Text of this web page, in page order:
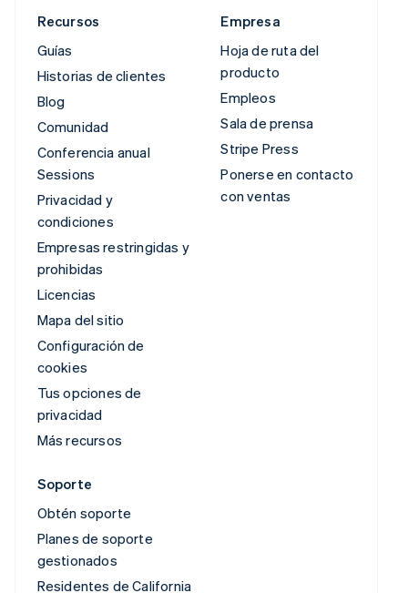
Recursos
Guías
Historias de clientes
Blog
Comunidad
Conferencia anual
Sessions
Privacidad y
condiciones
Empresas restringidas y
prohibidas
Licencias
Mapa del sitio
Configuración de
cookies
Tus opciones de
privacidad
Más recursos
Empresa
Hoja de ruta del
producto
Empleos
Sala de prensa
Stripe Press
Ponerse en contacto
con ventas
Soporte
Obtén soporte
Planes de soporte
gestionados
Residentes de California